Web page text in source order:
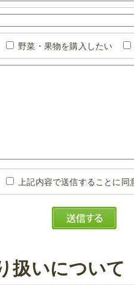
野菜・果物を購入したい
上記内容で送信することに同
扱いについて